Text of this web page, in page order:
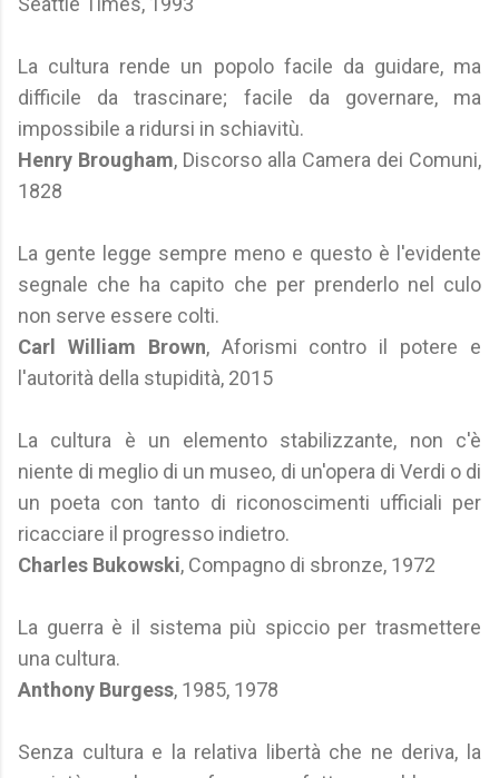
La cultura rende un popolo facile da guidare, ma
difficile da trascinare; facile da governare, ma
impossibile a ridursi in schiavitù.
Henry Brougham, Discorso alla Camera dei Comuni,
1828
La gente legge sempre meno e questo è l'evidente
segnale che ha capito che per prenderlo nel culo
non serve essere colti.
Carl William Brown, Aforismi contro il potere e
l'autorità della stupidità, 2015
La cultura è un elemento stabilizzante, non c'è
niente di meglio di un museo, di un'opera di Verdi o di
un poeta con tanto di riconoscimenti ufficiali per
ricacciare il progresso indietro.
Charles Bukowski, Compagno di sbronze, 1972
La guerra è il sistema più spiccio per trasmettere
una cultura.
Anthony Burgess, 1985, 1978
Senza cultura e la relativa libertà che ne deriva, la